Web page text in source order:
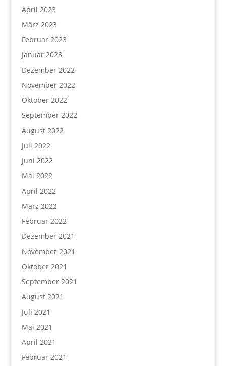
April 2023
März 2023
Februar 2023
Januar 2023
Dezember 2022
November 2022
Oktober 2022
September 2022
August 2022
Juli 2022
Juni 2022
Mai 2022
April 2022
März 2022
Februar 2022
Dezember 2021
November 2021
Oktober 2021
September 2021
August 2021
Juli 2021
Mai 2021
April 2021
Februar 2021